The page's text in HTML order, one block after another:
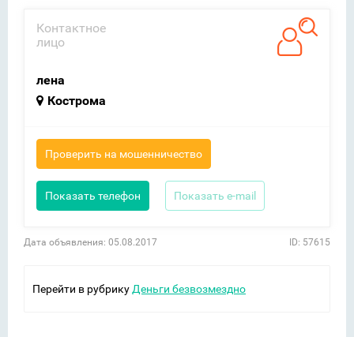
Контактное
лицо
лена
Кострома
Проверить на мошенничество
Показать телефон Показать e-mail
Дата объявления: 05.08.2017 ID: 57615
Перейти в рубрику Деньги безвозмездно